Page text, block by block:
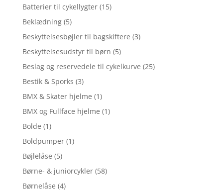
Batterier til cykellygter (15)
Beklædning (5)
Beskyttelsesbøjler til bagskiftere (3)
Beskyttelsesudstyr til børn (5)
Beslag og reservedele til cykelkurve (25)
Bestik & Sporks (3)
BMX & Skater hjelme (1)
BMX og Fullface hjelme (1)
Bolde (1)
Boldpumper (1)
Bøjlelåse (5)
Børne- & juniorcykler (58)
Børnelåse (4)